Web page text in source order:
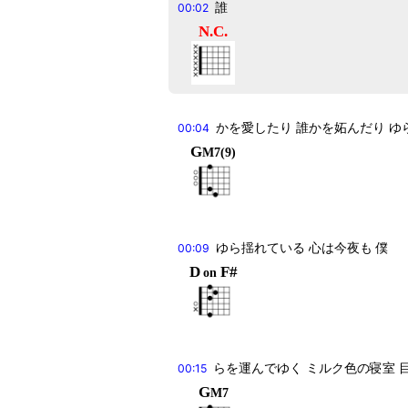
00:02 誰
N.C.
00:04 かを愛したり 誰かを妬んだり ゆ
GM7(9)
00:09 ゆら揺れている 心は今夜も 僕
D on F#
00:15 らを運んでゆく ミルク色の寝室
GM7